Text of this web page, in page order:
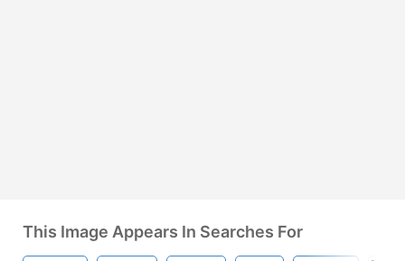
This Image Appears In Searches For